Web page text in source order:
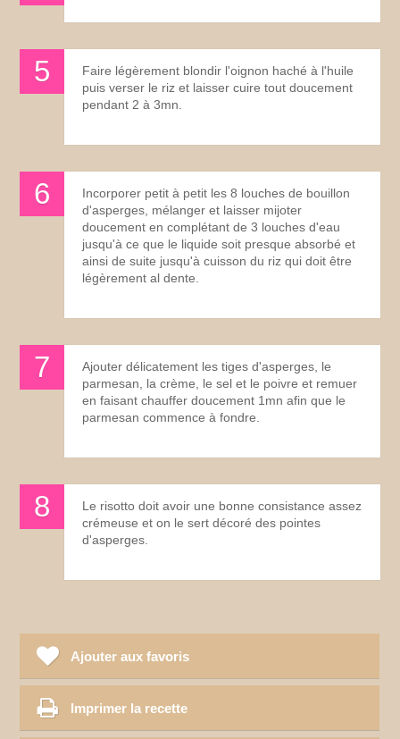
Faire légèrement blondir l'oignon haché à l'huile
puis verser le riz et laisser cuire tout doucement
pendant 2 à 3mn.
Incorporer petit à petit les 8 louches de bouillon
d'asperges, mélanger et laisser mijoter
doucement en complétant de 3 louches d'eau
jusqu'à ce que le liquide soit presque absorbé et
ainsi de suite jusqu'à cuisson du riz qui doit être
légèrement al dente.
Ajouter délicatement les tiges d'asperges, le
parmesan, la crème, le sel et le poivre et remuer
en faisant chauffer doucement 1mn afin que le
parmesan commence à fondre.
Le risotto doit avoir une bonne consistance assez
crémeuse et on le sert décoré des pointes
d'asperges.
Ajouter aux favoris
Imprimer la recette